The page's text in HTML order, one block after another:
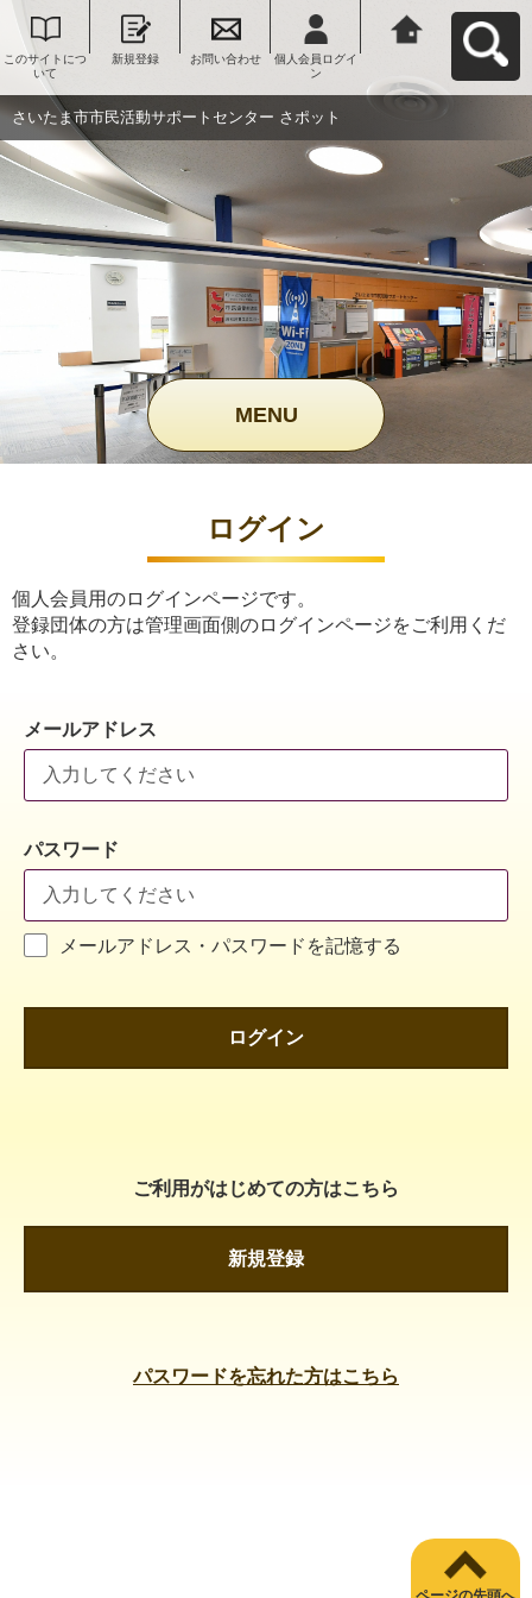
このサイトにつ
いて
新規登録 お問い合わせ
個人会員ログイ
ン
ンター さポット
へ戻る
さいたま市市民活動サポートセンター さポット
MENU
ログイン
個人会員用のログインページです。
登録団体の方は管理画面側のログインページをご利用くだ
さい。
メールアドレス
パスワード
メールアドレス・パスワードを記憶する
ログイン
ご利用がはじめての方はこちら
新規登録
パスワードを忘れた方はこちら